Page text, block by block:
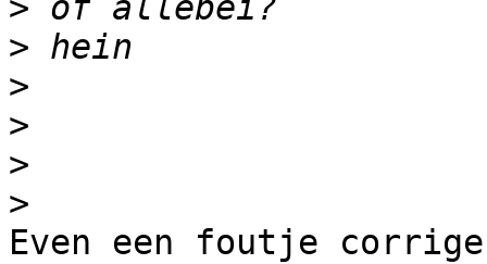
>
>
>
>
>
>
Even een foutje